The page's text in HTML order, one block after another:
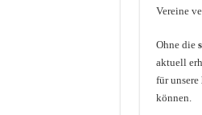
Vereine
Ohne die
aktuell
für unsere
können.